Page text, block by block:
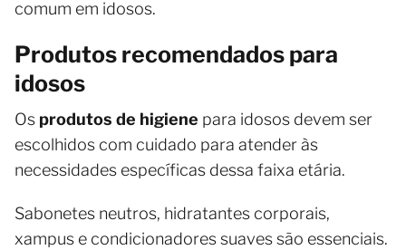
comum em idosos.
Produtos recomendados para
idosos
Os produtos de higiene para idosos devem ser
escolhidos com cuidado para atender às
necessidades específicas dessa faixa etária.
Sabonetes neutros, hidratantes corporais,
xampus e condicionadores suaves são essenciais.